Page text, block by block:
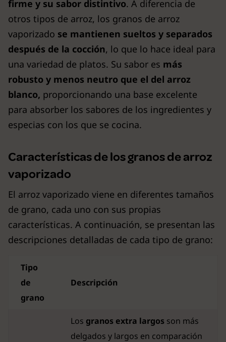
firme y su sabor distintivo. A diferencia de
otros tipos de arroz, los granos de arroz
vaporizado se mantienen sueltos y separados
después de la cocción, lo que lo hace ideal para
una variedad de platos. Su sabor es más
robusto y menos neutro que el del arroz
blanco, proporcionando una base excelente
para absorber los sabores de los ingredientes y
especias con los que se cocina.
Características de los granos de arroz
vaporizado
El arroz vaporizado viene en diferentes tamaños
de grano, cada uno con sus propias
características. A continuación, se presentan las
descripciones detalladas de cada tipo de grano:
Tipo
de
grano
Descripción
Los granos extra largos son más
delgados y largos en comparación